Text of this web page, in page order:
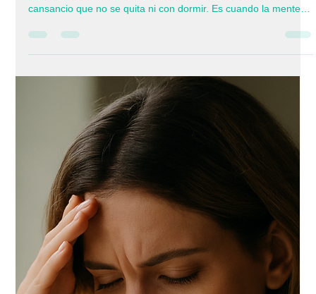
Psicólogo Juan Rojas
Las Cosas Como Son por el Psicólogo
Juan Rojas, Sobre La Fatiga Mental
Por: Juan Rojas, Psicólogo Y Abogado, A utor del libro Cuando
la vida nos sacude La fatiga mental es esa sensación de
cansancio que no se quita ni con dormir. Es cuando la mente
se siente saturada, cuando incluso las tareas simples parecen
pesadas y cuesta mantener la concentración. En psicología se
entiende como una consecuencia de la sobreexigencia, la falta
de descanso emocional y la presión constante que ejercemos
sobre nosotros mismos. Vivir con fatiga mental no signific